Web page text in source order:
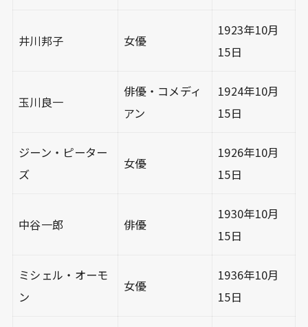
井川邦子 女優
1923年10月
15日
玉川良一
俳優・コメディ
アン
1924年10月
15日
ジーン・ピーター
ズ
女優
1926年10月
15日
中谷一郎 俳優
1930年10月
15日
ミシェル・オーモ
ン
女優
1936年10月
15日